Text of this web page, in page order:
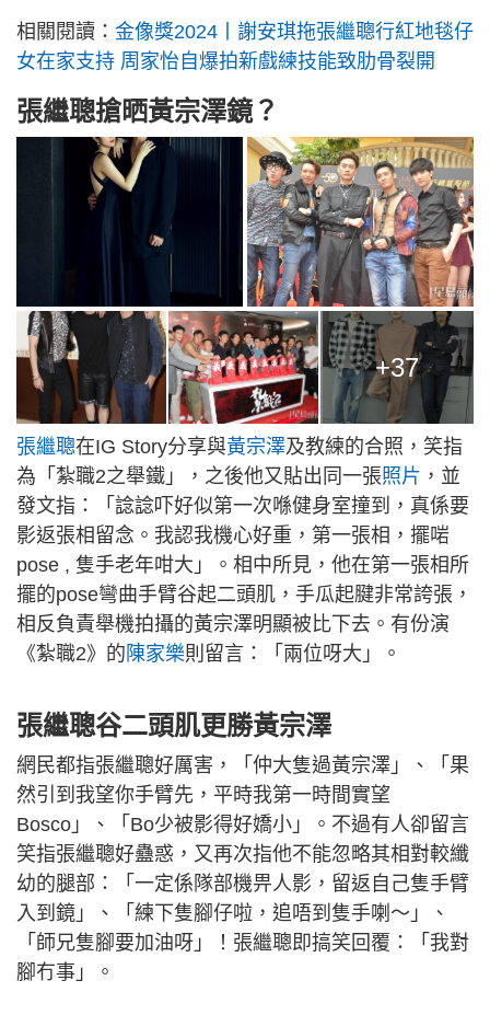
相關閱讀： 金像獎2024丨謝安琪拖張繼聰行紅地毯仔
女在家支持 周家怡自爆拍新戲練技能致肋骨裂開
張繼聰搶晒黃宗澤鏡？
+37
張繼聰在IG Story分享與黃宗澤及教練的合照，笑指
為「紮職2之舉鐵」，之後他又貼出同一張照片 ，並
發文指：「諗諗吓好似第一次喺健身室撞到，真係要
影返張相留念。我認我機心好重，第一張相，擺啱
pose , 隻手老年咁大」。相中所見，他在第一張相所
擺的pose彎曲手臂谷起二頭肌，手瓜起腱非常誇張，
相反負責舉機拍攝的黃宗澤明顯被比下去。有份演
《紮職2》的 陳家樂則留言：「兩位呀大」。
張繼聰谷二頭肌更勝黃宗澤
網民都指張繼聰好厲害，「仲大隻過黃宗澤」、「果
然引到我望你手臂先，平時我第一時間實望
Bosco」、「Bo少被影得好嬌小」。不過有人卻留言
笑指張繼聰好蠱惑，又再次指他不能忽略其相對較纖
幼的腿部：「一定係隊部機畀人影，留返自己隻手臂
入到鏡」、「練下隻腳仔啦，追唔到隻手喇～」、
「師兄隻腳要加油呀」！張繼聰即搞笑回覆：「我對
腳冇事」。